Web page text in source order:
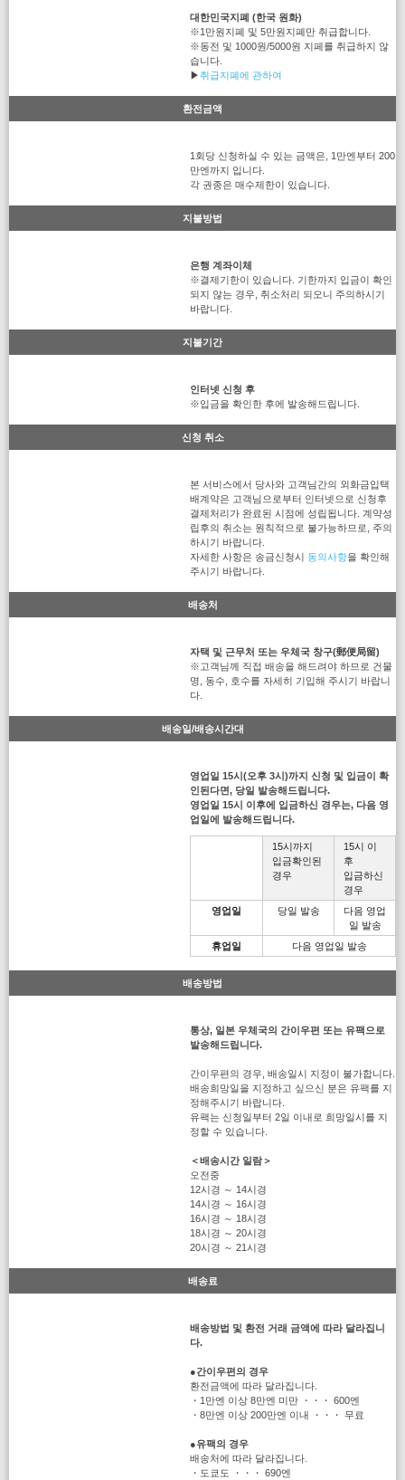
대한민국지폐 (한국 원화)
※1만원지폐 및 5만원지폐만 취급합니다.
※동전 및 1000원/5000원 지페를 취급하지 않
습니다.
▶취급지폐에 관하여
환전금액
1회당 신청하실 수 있는 금액은, 1만엔부터 200
만엔까지 입니다.
각 권종은 매수제한이 있습니다.
지불방법
은행 계좌이체
※결제기한이 있습니다. 기한까지 입금이 확인
되지 않는 경우, 취소처리 되오니 주의하시기
바랍니다.
지불기간
인터넷 신청 후
※입금을 확인한 후에 발송해드립니다.
신청 취소
본 서비스에서 당사와 고객님간의 외화금입택
배계약은 고객님으로부터 인터넷으로 신청후
결제처리가 완료된 시점에 성립됩니다. 계약성
립후의 취소는 원칙적으로 불가능하므로, 주의
하시기 바랍니다.
자세한 사항은 송금신청시 동의사항을 확인해
주시기 바랍니다.
배송처
자택 및 근무처 또는 우체국 창구(郵便局留)
※고객님께 직접 배송을 해드려야 하므로 건물
명, 동수, 호수를 자세히 기입해 주시기 바랍니
다.
배송일/배송시간대
영업일 15시(오후 3시)까지 신청 및 입금이 확
인된다면, 당일 발송해드립니다.
영업일 15시 이후에 입금하신 경우는, 다음 영
업일에 발송해드립니다.
15시까지
입금확인된
경우
15시 이
후
입금하신
경우
영업일
당일 발송
다음 영업
일 발송
휴업일
다음 영업일 발송
배송방법
통상, 일본 우체국의 간이우편 또는 유팩으로
발송해드립니다.
간이우편의 경우, 배송일시 지정이 불가합니다.
배송희망일을 지정하고 싶으신 분은 유팩를 지
정해주시기 바랍니다.
유팩는 신청일부터 2일 이내로 희망일시를 지
정할 수 있습니다.
＜배송시간 일람＞
오전중
12시경 ～ 14시경
14시경 ～ 16시경
16시경 ～ 18시경
18시경 ～ 20시경
20시경 ～ 21시경
배송료
배송방법 및 환전 거래 금액에 따라 달라집니
다.
●간이우편의 경우
환전금액에 따라 달라집니다.
・1만엔 이상 8만엔 미만 ・・・ 600엔
・8만엔 이상 200만엔 이내 ・・・ 무료
●유팩의 경우
배송처에 따라 달라집니다.
・도쿄도 ・・・ 690엔